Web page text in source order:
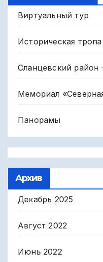
Виртуальный тур
Историческая тропа
Сланцевский район
Мемориал
Панорамы
Архив
Декабрь 2025
Август 2022
Июнь 2022